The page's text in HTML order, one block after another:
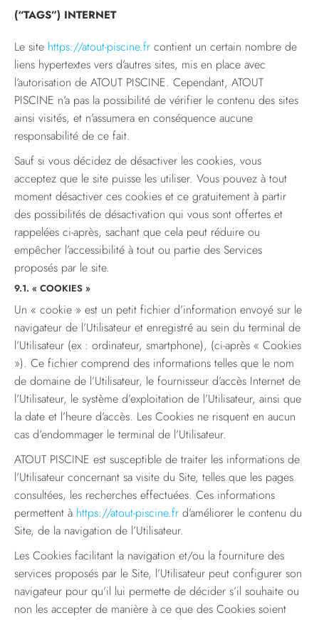
(“TAGS”) INTERNET
Le site https://atout-piscine.fr contient un certain nombre de
liens hypertextes vers d’autres sites, mis en place avec
l’autorisation de ATOUT PISCINE. Cependant, ATOUT
PISCINE n’a pas la possibilité de vérifier le contenu des sites
ainsi visités, et n’assumera en conséquence aucune
responsabilité de ce fait.
Sauf si vous décidez de désactiver les cookies, vous
acceptez que le site puisse les utiliser. Vous pouvez à tout
moment désactiver ces cookies et ce gratuitement à partir
des possibilités de désactivation qui vous sont offertes et
rappelées ci-après, sachant que cela peut réduire ou
empêcher l’accessibilité à tout ou partie des Services
proposés par le site.
9.1. « COOKIES »
Un « cookie » est un petit fichier d’information envoyé sur le
navigateur de l’Utilisateur et enregistré au sein du terminal de
l’Utilisateur (ex : ordinateur, smartphone), (ci-après « Cookies
»). Ce fichier comprend des informations telles que le nom
de domaine de l’Utilisateur, le fournisseur d’accès Internet de
l’Utilisateur, le système d’exploitation de l’Utilisateur, ainsi que
la date et l’heure d’accès. Les Cookies ne risquent en aucun
cas d’endommager le terminal de l’Utilisateur.
ATOUT PISCINE est susceptible de traiter les informations de
l’Utilisateur concernant sa visite du Site, telles que les pages
consultées, les recherches effectuées. Ces informations
permettent à https://atout-piscine.fr d’améliorer le contenu du
Site, de la navigation de l’Utilisateur.
Les Cookies facilitant la navigation et/ou la fourniture des
services proposés par le Site, l’Utilisateur peut configurer son
navigateur pour qu’il lui permette de décider s’il souhaite ou
non les accepter de manière à ce que des Cookies soient